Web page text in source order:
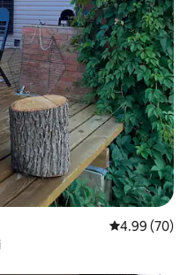
レビュー70
4.99 (70)